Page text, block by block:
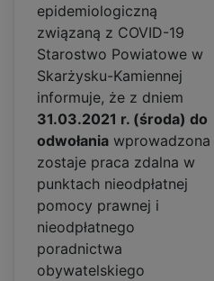
epidemiologiczną
związaną z COVID-19
Starostwo Powiatowe w
Skarżysku-Kamiennej
informuje, że z dniem
31.03.2021 r. (środa) do
odwołania wprowadzona
zostaje praca zdalna w
punktach nieodpłatnej
pomocy prawnej i
nieodpłatnego
poradnictwa
obywatelskiego